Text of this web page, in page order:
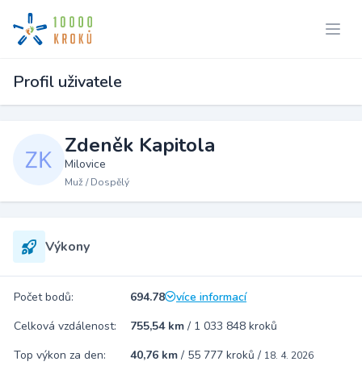
Profil uživatele
Zdeněk Kapitola
Milovice
Muž / Dospělý
Výkony
Počet bodů: 694.78
více informací
Celková vzdálenost:
755,54 km / 1 033 848 kroků
Top výkon za den:
40,76 km / 55 777 kroků / 18. 4. 2026